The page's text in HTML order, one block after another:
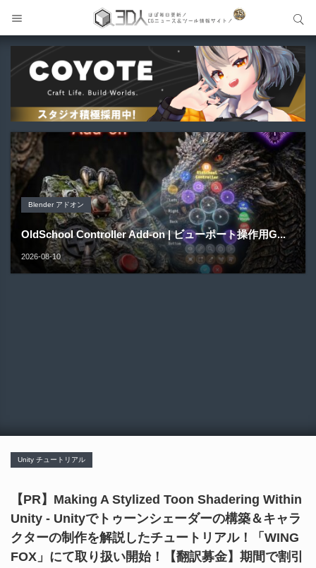
メイキング
Is AI About to Change Movies Forever?（AI...
2026-08-11
Blender アドオン
AI Hair Toolkit | 1枚の人物画像からAIの力を借りてBlen
d...
2026-08-10
Blender アドオン
OldSchool Controller Add-on | ビューポート操作用G...
2026-08-10
Blender アドオン
Atlas2Mesh | テクスチャアトラス内のアルファ形状を自
動検出＆シルエッ...
2026-08-10
製品＆ハードウェア-Product&Hardware
QIDI Plus5 | 320mm角の大型造形＆65℃チャンバー加熱
に対応した...
2026-08-10
Unity チュートリアル
【PR】Making A Stylized Toon Shadering Within
Unity - Unityでトゥーンシェーダーの構築＆キャラ
クターの制作を解説したチュートリアル！「WING
FOX」にて取り扱い開始！【翻訳募金】期間で割引
サイト内検索